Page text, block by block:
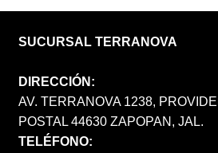
SUCURSAL TERRANOVA
DIRECCIÓN:
AV. TERRANOVA 1238,
POSTAL 44630 ZAPOPAN, JAL.
TELÉFONO: